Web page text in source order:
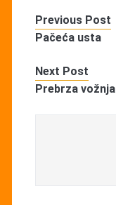
Previous Post
Pačeća usta
Next Post
Prebrza vožnja